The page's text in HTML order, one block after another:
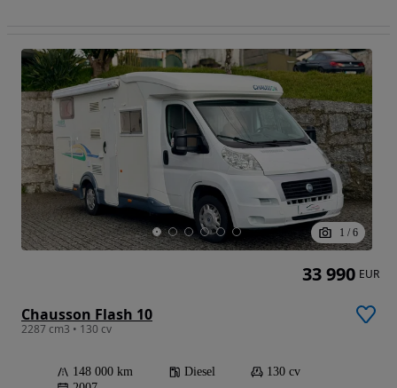
1 / 6
Chausson Flash 10
2287 cm3 • 130 cv
148 000 km Diesel
130 cv
33 990 EUR